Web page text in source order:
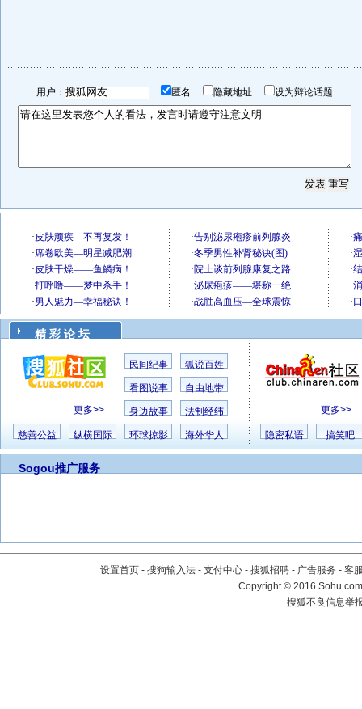
用户： 匿名 隐藏地址 设为辩论话题
精 彩 论 坛
更多>>
民间纪事 狐说百姓
看图说事 自由地带
身边故事 法制经纬
慈善公益 纵横国际 环球掠影 海外华人
更多>>
隐密私语 搞笑吧
Sogou推广服务
设置首页 - 搜狗输入法 - 支付中心 - 搜狐招聘 - 广告服务 - 客
Copyright©2016
搜狐不良信息举